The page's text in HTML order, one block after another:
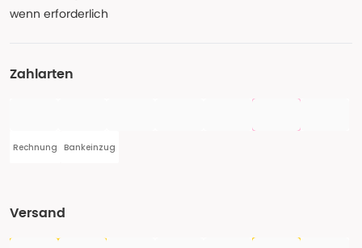
wenn erforderlich
Zahlarten
Rechnung Bankeinzug
Versand